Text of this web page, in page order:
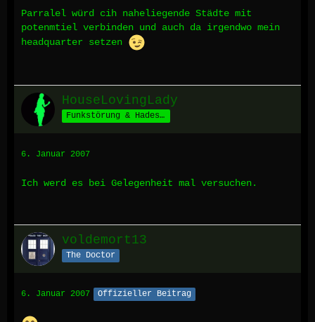
Parralel würd cih naheliegende Städte mit
potenmtiel verbinden und auch da irgendwo mein
headquarter setzen
HouseLovingLady
Funkstörung & Hades' Schäfchen *määäh*
6. Januar 2007
Ich werd es bei Gelegenheit mal versuchen.
voldemort13
The Doctor
6. Januar 2007 Offizieller Beitrag